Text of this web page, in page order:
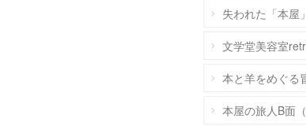
失われた「本屋
文学堂美容室
本と羊をめぐる
本屋の旅人B面（